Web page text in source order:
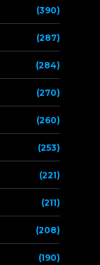
(390)
(287)
(284)
(270)
(260)
(253)
(221)
(211)
(208)
(190)